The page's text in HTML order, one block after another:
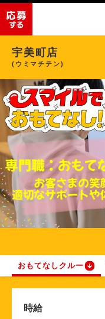
宇美町店
(ウミマチテン)
おもてなしクルー
時給